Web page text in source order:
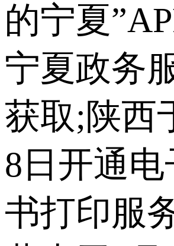
的宁夏
宁夏政务
获取;陕西
8日开通
书打印服